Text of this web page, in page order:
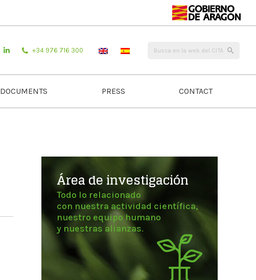
+34 976 716 300
DOCUMENTS PRESS CONTACT
Área de investigación
Todo lo relacionado
con nuestra actividad científica,
nuestro equipo humano
y nuestras alianzas.